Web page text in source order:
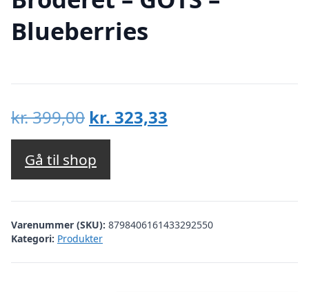
Blueberries
kr.399,00 Den
oprindelige
pris
var:
kr. 399,00.
kr. 323,33
kr. 323,33.
Gå til shop
Varenummer (SKU): 8798406161433292550
Kategori: Produkter